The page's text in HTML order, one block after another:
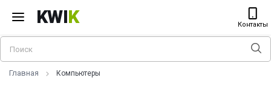
KWIK Контакты
Главная Компьютеры